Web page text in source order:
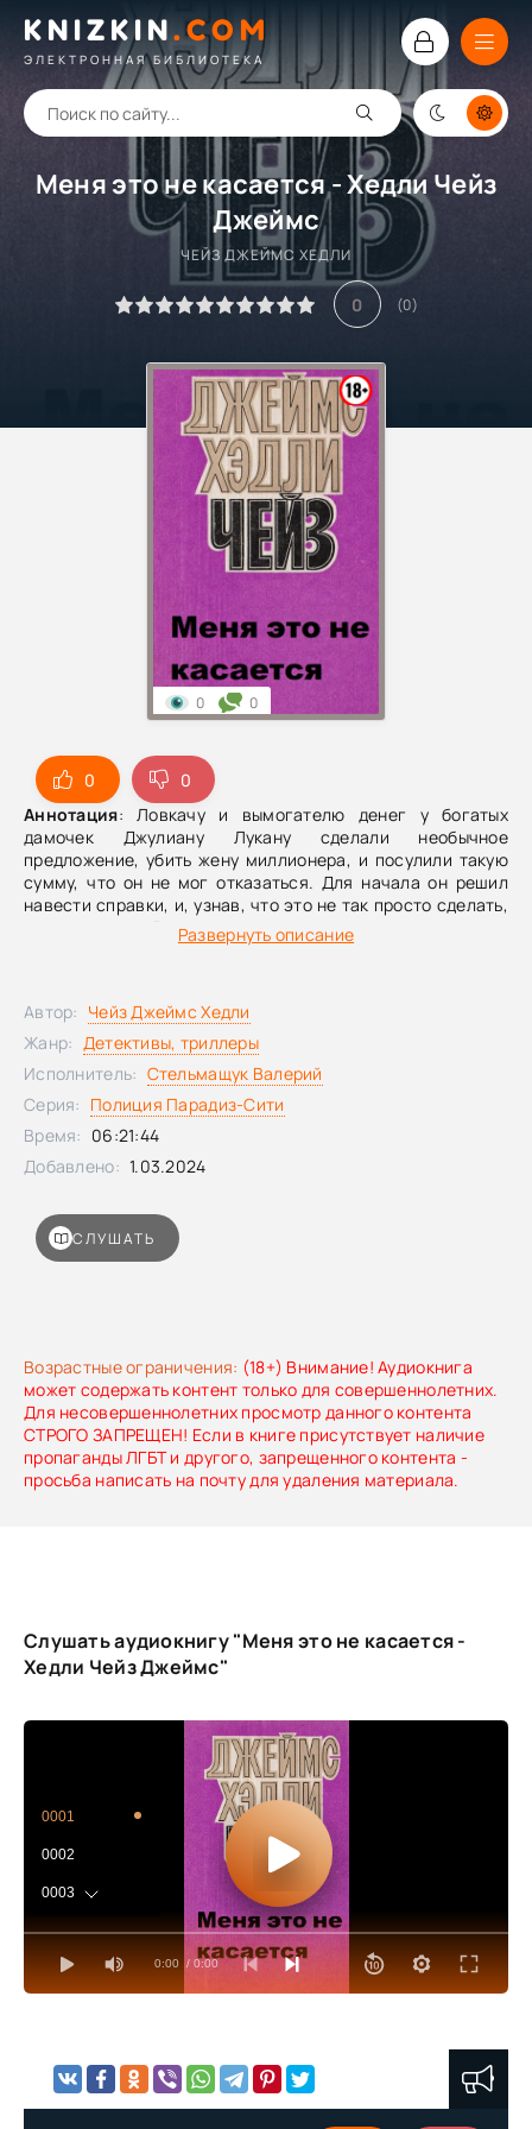
KNIZKIN.COM
ЭЛЕКТРОННАЯ БИБЛИОТЕКА
Меня это не касается - Хедли Чейз
Джеймс
ЧЕЙЗ ДЖЕЙМС ХЕДЛИ
0 (0)
0
0
Аннотация: Ловкачу и вымогателю денег у богатых
дамочек Джулиану Лукану сделали необычное
предложение, убить жену миллионера, и посулили такую
сумму, что он не мог отказаться. Для начала он решил
навести справки, и, узнав, что это не так просто сделать,
нанял киллера. Вдвоем они решают разыграть свою карту.
Развернуть описание
Возрастные ограничения: (18+) Внимание! Аудиокнига
может содержать контент только для совершеннолетних.
Для несовершеннолетних просмотр данного контента
СТРОГО ЗАПРЕЩЕН! Если в книге присутствует наличие
пропаганды ЛГБТ и другого, запрещенного контента -
просьба написать на почту для удаления материала.
0 0
СЛУШАТЬ
Автор: Чейз Джеймс Хедли
Жанр: Детективы, триллеры
Исполнитель: Стельмащук Валерий
Серия: Полиция Парадиз-Сити
Время: 06:21:44
Добавлено: 1.03.2024
Слушать аудиокнигу "Меня это не касается -
Хедли Чейз Джеймс"
0:00 / 0:00
0001
0002
0003
0004
0005
0008